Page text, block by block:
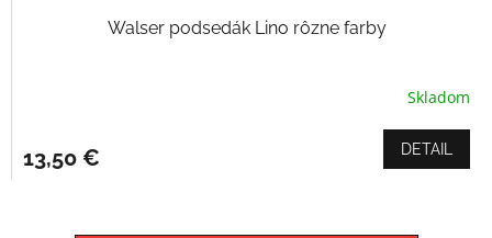
Walser podsedák Lino rôzne farby
Skladom
13,50 € DETAIL